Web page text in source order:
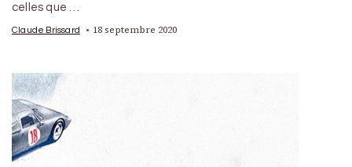
celles que …
Claude Brissard 18 septembre 2020